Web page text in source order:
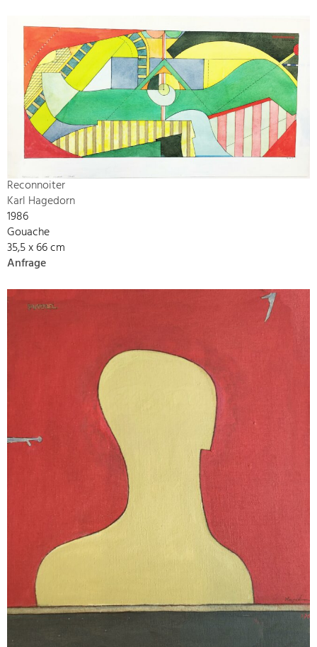
Reconnoiter
Karl Hagedorn
1986
Gouache
35,5 x 66 cm
Anfrage